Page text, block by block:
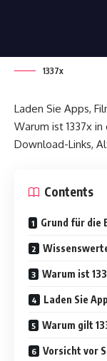
1337x
Laden Sie Apps,
Warum ist 1337x
Download-Links,
Contents
Grund für die
Warum ist
Laden Sie
Warum gilt
Vorsicht vor